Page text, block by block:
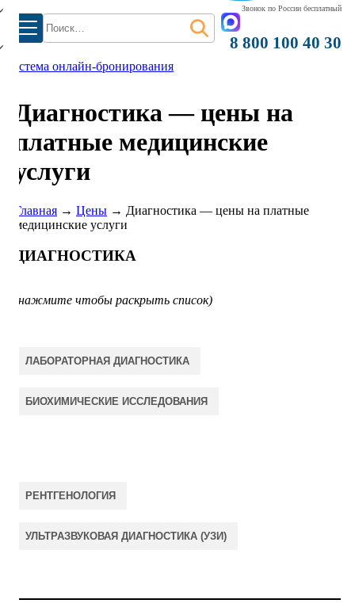
Найти:
Звонок по России бесплатный
8 800 100 40 30
система онлайн-бронирования
Диагностика — цены на
платные медицинские
услуги
Главная → Цены → Диагностика — цены на платные
медицинские услуги
ДИАГНОСТИКА
(нажмите чтобы раскрыть список)
ЛАБОРАТОРНАЯ ДИАГНОСТИКА
БИОХИМИЧЕСКИЕ ИССЛЕДОВАНИЯ
РЕНТГЕНОЛОГИЯ
УЛЬТРАЗВУКОВАЯ ДИАГНОСТИКА (УЗИ)